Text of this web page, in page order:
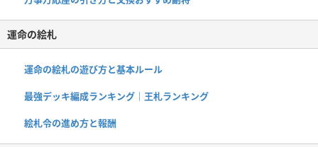
運命の絵札
運命の絵札の遊び方と基本ルール
最強デッキ編成ランキング｜王札ランキング
絵札令の進め方と報酬